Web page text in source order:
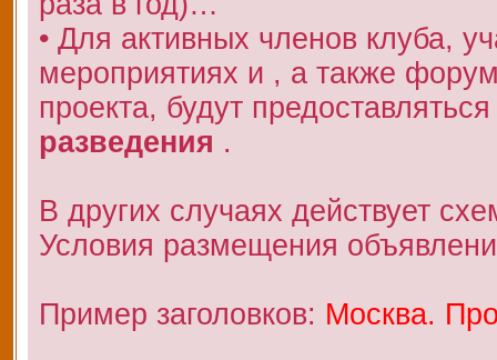
• Для активных членов клуба,
мероприятиях и , а также
проекта, будут
разведения .
В других случаях действует
Условия размещения
Пример заголовков: Москва.